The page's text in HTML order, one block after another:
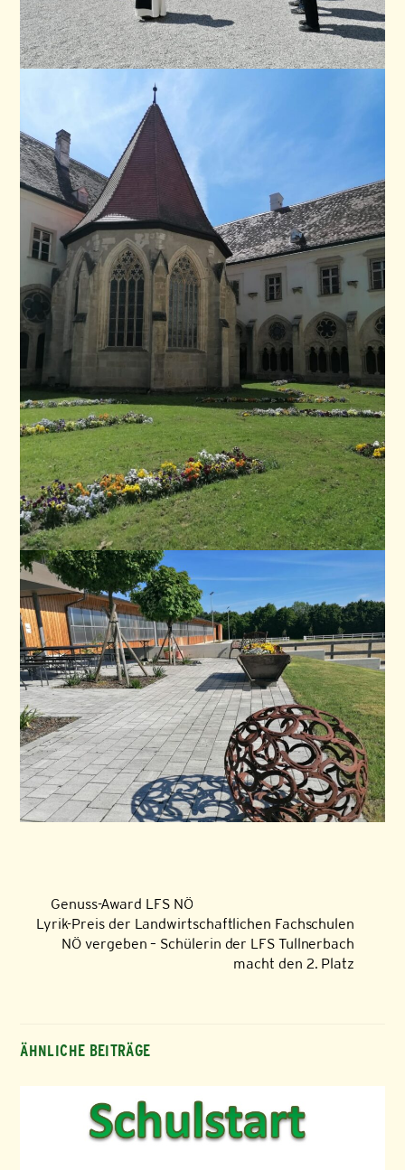
Genuss-Award LFS NÖ
Lyrik-Preis der Landwirtschaftlichen Fachschulen
NÖ vergeben – Schülerin der LFS Tullnerbach
macht den 2. Platz
ÄHNLICHE BEITRÄGE